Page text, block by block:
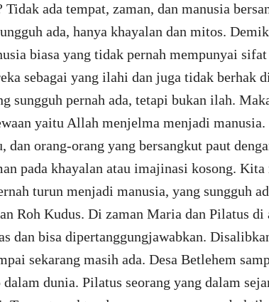
ada tempat, zaman, dan manusia
ada, hanya khayalan dan mitos.
biasa yang tidak pernah mempunyai
sebagai yang ilahi dan juga tidak berhak
sungguh pernah ada, tetapi bukan ilah.
yaitu Allah menjelma menjadi
dan orang-orang yang bersangkut paut
pada khayalan atau imajinasi kosong.
turun menjadi manusia, yang sungguh
Roh Kudus. Di zaman Maria dan Pilatus di
dan bisa dipertanggungjawabkan.
sekarang masih ada. Desa Betlehem
dunia. Pilatus seorang yang dalam